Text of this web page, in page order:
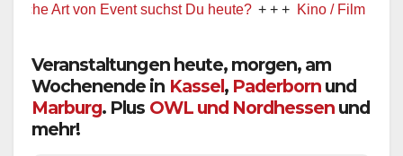
von Event suchst Du heute? + + + Kino / Film + + + Ww
Veranstaltungen heute, morgen, am
Wochenende in Kassel, Paderborn und
Marburg. Plus OWL und Nordhessen und
mehr!